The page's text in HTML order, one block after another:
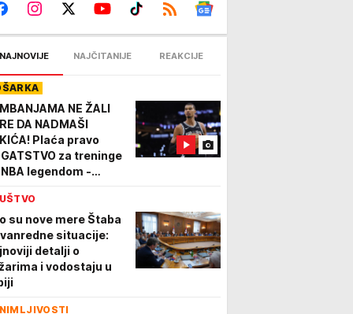
NAJNOVIJE NAJČITANIJE REAKCIJE
NE ŽALI
DA NADMAŠI
Plaća pravo
za treninge
legendom -
STAN U SRBIJI!
su nove mere Štaba
situacije:
detalji o
i vodostaju u